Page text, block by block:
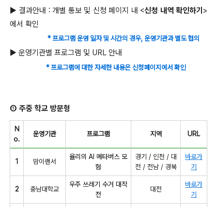
▶ 결과안내 : 개별 통보 및 신청 페이지 내 <신청 내역 확인하기 >
에서 확인
* 프로그램 운영 일자 및 시간의 경우, 운영기관과 별도 협의
▶ 운영기관별 프로그램 및 URL 안내
* 프로그램에 대한 자세한 내용은 신청페이지에서 확인
① 주중 학교 방문형
N
o.
운영기관 프로그램 지역 URL
1 맘이랜서
율리의 AI 메타버스 모
험
경기 / 인천 / 대
전 / 전남 / 경북
바로가
기
2 충남대학교
우주 쓰레기 수거 대작
전
대전
바로가
기